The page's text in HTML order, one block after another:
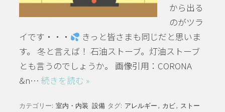
から出る
のがツラ
イです・・・
きっと皆さまも同じだと思いま
す。 冬と言えば！ 石油ストーブ。灯油ストーブ
とも言うのでしょうか。 画像引用：CORONA
&n… 続きを読む »
カテゴリー: 室内・内装 設備 タグ: アレルギー , カビ, ストー